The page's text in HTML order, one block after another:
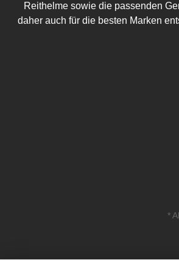
Reithelme sowie die passenden
daher auch für die besten Marken
*